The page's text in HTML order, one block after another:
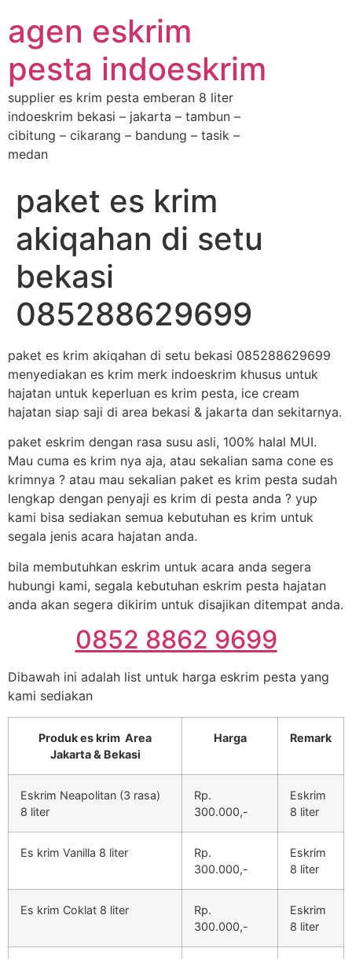
agen eskrim
pesta indoeskrim
supplier es krim pesta emberan 8 liter
indoeskrim bekasi – jakarta – tambun –
cibitung – cikarang – bandung – tasik –
medan
paket es krim
akiqahan di setu
bekasi
085288629699
paket es krim akiqahan di setu bekasi 085288629699
menyediakan es krim merk indoeskrim khusus untuk
hajatan untuk keperluan es krim pesta, ice cream
hajatan siap saji di area bekasi & jakarta dan sekitarnya.
paket eskrim dengan rasa susu asli, 100% halal MUI.
Mau cuma es krim nya aja, atau sekalian sama cone es
krimnya ? atau mau sekalian paket es krim pesta sudah
lengkap dengan penyaji es krim di pesta anda ? yup
kami bisa sediakan semua kebutuhan es krim untuk
segala jenis acara hajatan anda.
bila membutuhkan eskrim untuk acara anda segera
hubungi kami, segala kebutuhan eskrim pesta hajatan
anda akan segera dikirim untuk disajikan ditempat anda.
0852 8862 9699
Dibawah ini adalah list untuk harga eskrim pesta yang
kami sediakan
Produk es krim Area
Jakarta & Bekasi
Harga Remark
Eskrim Neapolitan (3 rasa)
8 liter
Rp.
300.000,-
Eskrim
8 liter
Es krim Vanilla 8 liter
Rp.
300.000,-
Eskrim
8 liter
Es krim Coklat 8 liter
Rp.
300.000,-
Eskrim
8 liter